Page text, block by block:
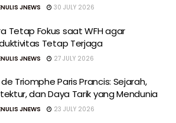
JNEWS 30 JULY 2026
Tetap Fokus saat WFH agar
Tetap Terjaga
JNEWS 27 JULY 2026
Triomphe Paris Prancis: Sejarah,
dan Daya Tarik yang Mendunia
JNEWS 23 JULY 2026